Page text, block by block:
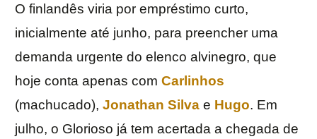
O finlandês viria por empréstimo curto,
inicialmente até junho, para preencher uma
demanda urgente do elenco alvinegro, que
hoje conta apenas com Carlinhos
(machucado), Jonathan Silva e Hugo. Em
julho, o Glorioso já tem acertada a chegada de